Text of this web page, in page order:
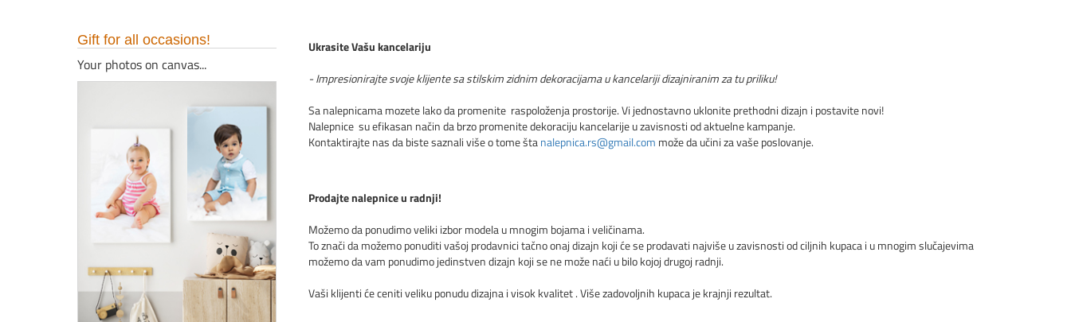
Gift for all occasions!
Your photos on canvas...
Ukrasite Vašu kancelariju
- Impresionirajte svoje klijente sa stilskim zidnim dekoracijama u kancelariji dizajniranim za tu priliku!
Sa nalepnicama mozete lako da promenite raspoloženja prostorije. Vi jednostavno uklonite prethodni dizajn i postavite novi!
Nalepnice su efikasan način da brzo promenite dekoraciju kancelarije u zavisnosti od aktuelne kampanje.
Kontaktirajte nas da biste saznali više o tome štanalepnica.rs@gmail.com može da učini za vaše poslovanje.
Prodajte nalepnice u radnji!
Možemo da ponudimo veliki izbor modela u mnogim bojama i veličinama.
To znači da možemo ponuditi vašoj prodavnici tačno onaj dizajn koji će se prodavati najviše u zavisnosti od ciljnih kupaca i u mnogim slučajevima
možemo da vam ponudimo jedinstven dizajn koji se ne može naći u bilo kojoj drugoj radnji.
Vaši klijenti će ceniti veliku ponudu dizajna i visok kvalitet . Više zadovoljnih kupaca je krajnji rezultat.